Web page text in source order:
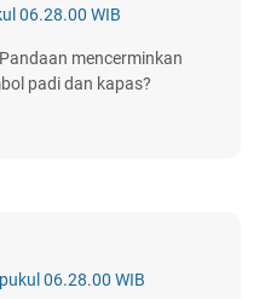
06.28.00 WIB
mencerminkan
padi dan kapas?
06.28.00 WIB